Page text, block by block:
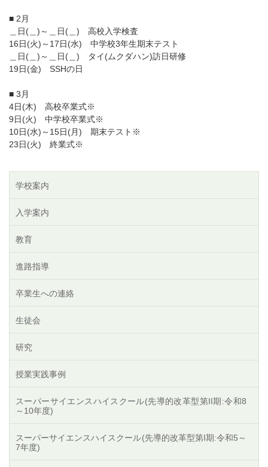
■ 2月
＿日(＿)～＿日(＿) 高校入学検査
16日(火)～17日(水) 中学校3年生期末テスト
＿日(＿)～＿日(＿) タイ(ムクダハン)訪日研修
19日(金) SSHの日
■ 3月
4日(木) 高校卒業式※
9日(火) 中学校卒業式※
10日(水)～15日(月) 期末テスト※
23日(火) 終業式※
学校案内
入学案内
教育
進路指導
卒業生への連絡
生徒会
研究
授業実践事例
スーパーサイエンスハイスクール(先導的改革型第II期:令和8
～10年度)
スーパーサイエンスハイスクール(先導的改革型第I期:令和5～
7年度)